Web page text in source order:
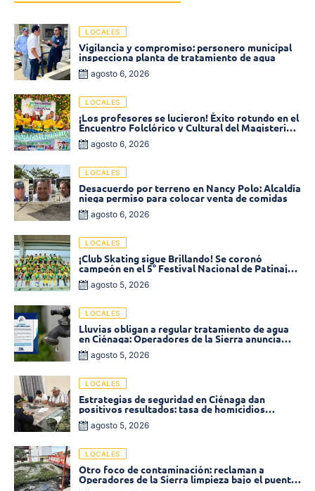
LOCALES
Vigilancia y compromiso: personero municipal
inspecciona planta de tratamiento de agua
agosto 6, 2026
LOCALES
¡Los profesores se lucieron! Éxito rotundo en el
Encuentro Folclórico y Cultural del Magisterio
2026 en Ciénaga
agosto 6, 2026
LOCALES
Desacuerdo por terreno en Nancy Polo: Alcaldía
niega permiso para colocar venta de comidas
agosto 6, 2026
LOCALES
¡Club Skating sigue Brillando! Se coronó
campeón en el 5° Festival Nacional de Patinaje
«Soledad sobre Ruedas»
agosto 5, 2026
LOCALES
Lluvias obligan a regular tratamiento de agua
en Ciénaga: Operadores de la Sierra anuncia
baja presión en varios sectores
agosto 5, 2026
LOCALES
Estrategias de seguridad en Ciénaga dan
positivos resultados: tasa de homicidios
disminuyó un 58% en 2026
agosto 5, 2026
LOCALES
Otro foco de contaminación: reclaman a
Operadores de la Sierra limpieza bajo el puente